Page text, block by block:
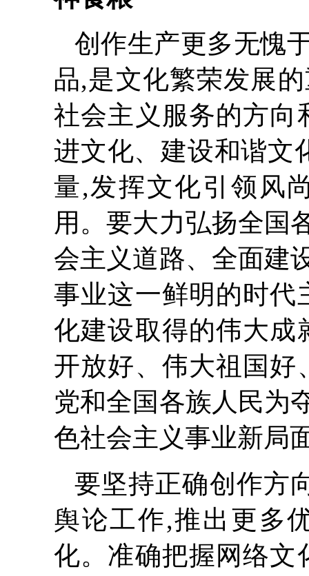
创作生产更多无愧
品,是文化繁荣发展
社会主义服务的方向
进文化、建设和谐文
量,发挥文化引领风
用。要大力弘扬全国
会主义道路、全面建
事业这一鲜明的时代
化建设取得的伟大成
开放好、伟大祖国好
党和全国各族人民为
色社会主义事业新局
要坚持正确创作方
舆论工作,推出更多
化。准确把握网络文